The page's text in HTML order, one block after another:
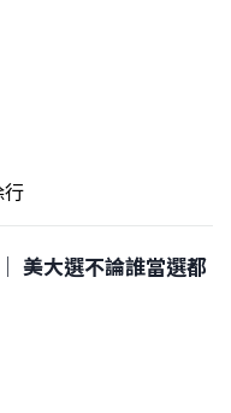
行
美大選不論誰當選都